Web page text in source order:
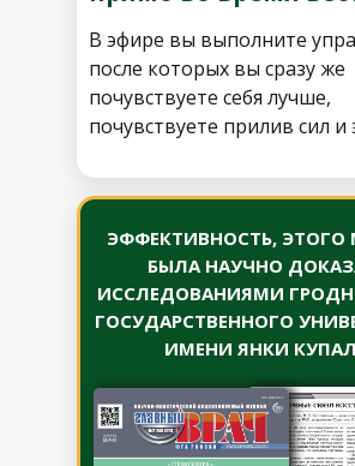
В эфире вы выполните
после которых вы сразу же
почувствуете себя лучше,
почувствуете прилив сил и
ЭФФЕКТИВНОСТЬ, ЭТОГО
БЫЛА НАУЧНО
ИССЛЕДОВАНИЯМИ
ГОСУДАРСТВЕННОГО
ИМЕНИ ЯНКИ